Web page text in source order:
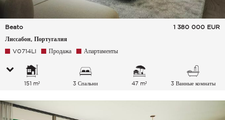
Beato
Лиссабон, Португалия
1 380 000 EUR
V0714LI Продажа Апартаменты
151 m² 3 Спальни 47 m² 3 Ванные комнаты